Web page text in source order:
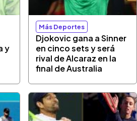
y
Más Deportes
Djokovic gana a Sinner
en cinco sets y será
rival de Alcaraz en la
final de Australia